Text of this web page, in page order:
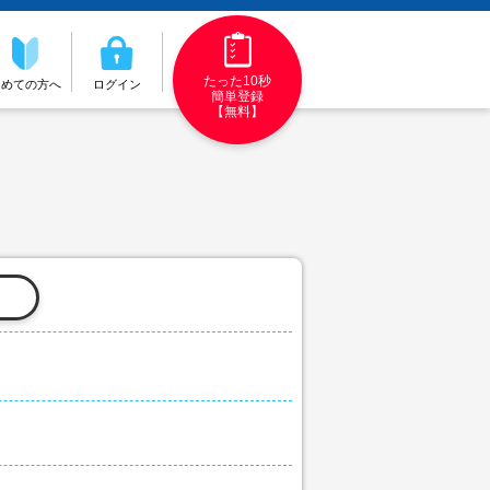
ての方へ ログイン
たった10秒
簡単登録
【無料】